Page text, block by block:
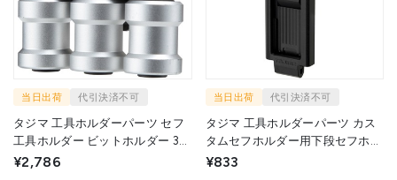
当日出荷 代引決済不可
タジマ 工具ホルダーパーツ セフ
工具ホルダー ビットホルダー 3連
¥2,786
当日出荷 代引決済不可
タジマ 工具ホルダーパーツ カス
タムセフホルダー用下段セフホル
ダー 樹脂 スリム SFP-SUHLD 1個
¥833